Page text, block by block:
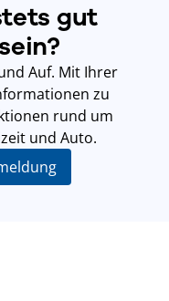
gut
Auf. Mit Ihrer
zu
rund um
und Auto.